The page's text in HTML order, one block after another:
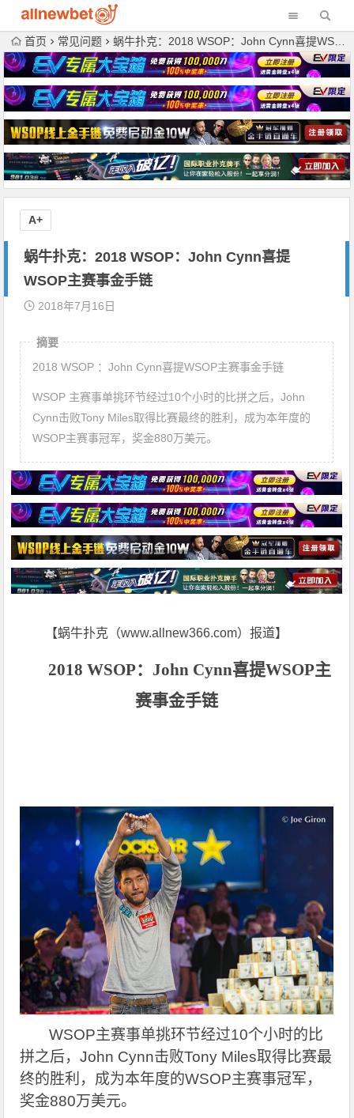
首页 常见问题 蜗牛扑克：2018 WSOP：John Cynn喜提WSOP主赛事金手链
蜗牛扑克：2018 WSOP：John Cynn喜提
WSOP主赛事金手链
2018年7月16日
摘要
2018 WSOP ：John Cynn喜提WSOP主赛事金手链
WSOP 主赛事单挑环节经过10个小时的比拼之后，John
Cynn击败Tony Miles取得比赛最终的胜利，成为本年度的
WSOP主赛事冠军，奖金880万美元。
【蜗牛扑克（www.allnew366.com）报道】
2018 WSOP：John Cynn喜提WSOP主
赛事金手链
WSOP主赛事单挑环节经过10个小时的比
拼之后，John Cynn击败Tony Miles取得比赛最
终的胜利，成为本年度的WSOP主赛事冠军，
奖金880万美元。
A+